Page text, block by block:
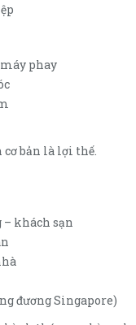
phay
cơ bản là lợi thế.
khách sạn
đương Singapore)